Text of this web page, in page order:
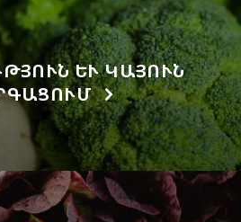
ԵՒ ԿԱՅՈՒՆ Զ